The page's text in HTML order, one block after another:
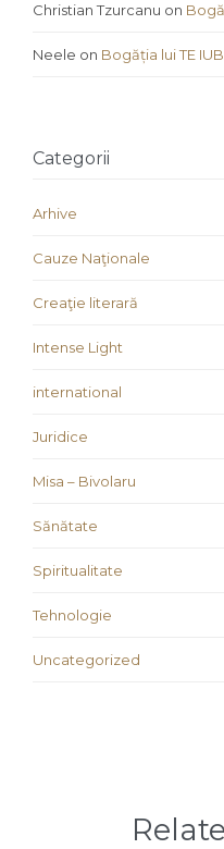
Christian Tzurcanu on
Neele on Bogăția lui TE
Categorii
Arhive
Cauze Naţionale
Creaţie literară
Intense Light
international
Juridice
Misa – Bivolaru
Sănătate
Spiritualitate
Tehnologie
Uncategorized